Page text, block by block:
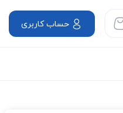
حساب کاربری